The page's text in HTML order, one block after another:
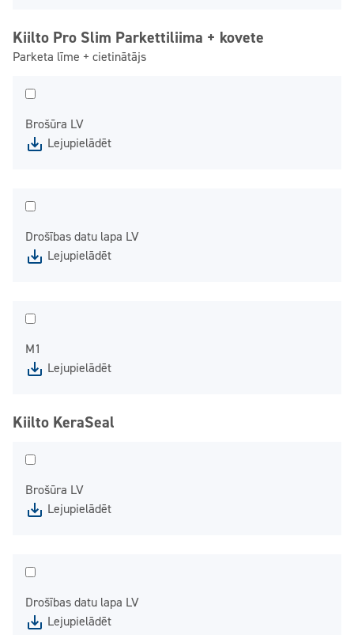
Kiilto Pro Slim Parkettiliima + kovete
Parketa līme + cietinātājs
Brošūra LV
Lejupielādēt
Drošības datu lapa LV
Lejupielādēt
M1
Lejupielādēt
Kiilto KeraSeal
Brošūra LV
Lejupielādēt
Drošības datu lapa LV
Lejupielādēt